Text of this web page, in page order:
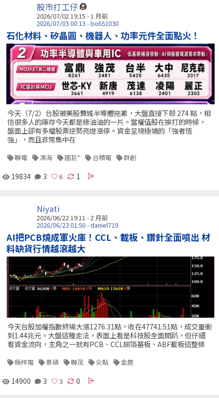
股市打工仔
2026/07/02 19:15 - 1 月前
2026/07/03 00:13 - bo651030
石化材料、矽晶圓、機器人、功率元件全面點火！
今天（7/2）台股被美股費城半導體拖累，大盤直接下殺 274 點，相
信很多人的庫存今天都是綠油油的一片。當權值股在挨打的時候，
盤面上卻有多檔股票逆勢亮燈漲停。資金呈現極端的「強者恆
強」，而且非常集中在
聯電 鴻海 國巨* 台積電 群創
19834 3 1
Niyati
2026/06/22 19:11 - 2 月前
2026/06/23 01:50 - daniel719
AI把PCB燒成軍火庫！CCL、載板、鑽針全面噴出 材
料缺貨行情越滾越大
今天台股加權指數終場大漲1276.31點，收在47741.51點，成交量衝
到1.44兆元。大盤這種走法，表面上看是科技股全面開趴，但仔細
看資金流向，主角之一就有PCB、CCL銅箔基板、ABF載板這整條
楠梓電 景碩 聯茂 尖點 金居
14900 3 0